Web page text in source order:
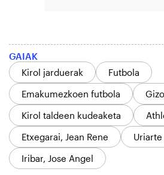
GAIAK
Kirol jarduerak
Futbola
Emakumezkoen futbola
Kirol taldeen kudeaketa
Etxegarai, Jean Rene
Uriarte
Iribar, Jose Angel